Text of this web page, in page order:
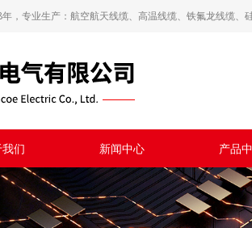
，专业生产：航空航天线缆、高温线缆、铁氟龙线缆
们 新闻中心 产品